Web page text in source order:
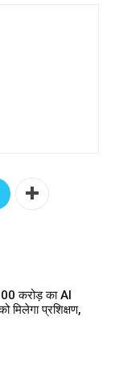
करोड़ का AI
मिलेगा प्रशिक्षण,